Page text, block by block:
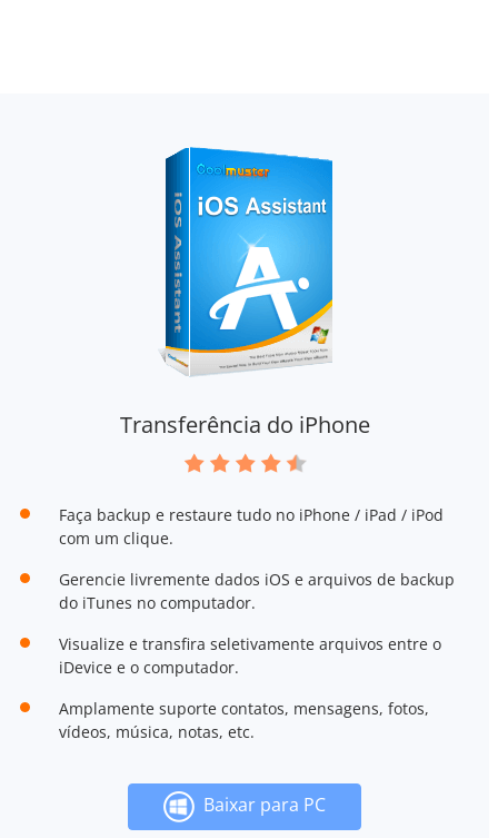
Transferência do iPhone
Faça backup e restaure tudo no iPhone / iPad / iPod
com um clique.
Gerencie livremente dados iOS e arquivos de backup
do iTunes no computador.
Visualize e transfira seletivamente arquivos entre o
iDevice e o computador.
Amplamente suporte contatos, mensagens, fotos,
vídeos, música, notas, etc.
Baixar para PC